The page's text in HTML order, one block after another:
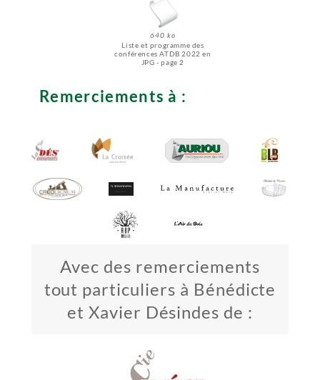
640 ko
Liste et programme des
conférences ATDB 2022 en
JPG - page 2
Remerciements à :
Avec des remerciements
tout particuliers à Bénédicte
et Xavier Désindes de :